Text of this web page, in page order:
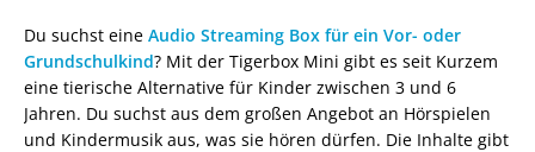
Du suchst eine Audio Streaming Box für ein Vor- oder
Grundschulkind? Mit der Tigerbox Mini gibt es seit Kurzem
eine tierische Alternative für Kinder zwischen 3 und 6
Jahren. Du suchst aus dem großen Angebot an Hörspielen
und Kindermusik aus, was sie hören dürfen. Die Inhalte gibt